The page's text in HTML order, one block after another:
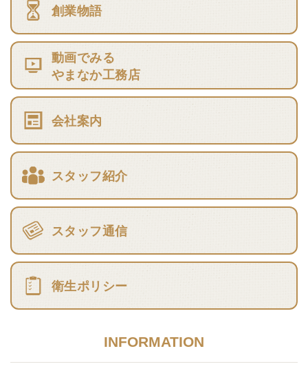
創業物語
動画でみる
やまなか工務店
会社案内
スタッフ紹介
スタッフ通信
衛生ポリシー
INFORMATION